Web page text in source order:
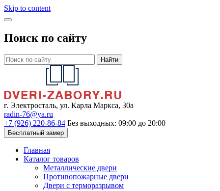
Skip to content
Поиск по сайту
Найти
г. Электросталь, ул. Карла Маркса, 30а
radin-76@ya.ru
+7 (926) 220-86-84 Без выходных: 09:00 до 20:00
Бесплатный замер
Главная
Каталог товаров
Металлические двери
Противопожарные двери
Двери с терморазрывом